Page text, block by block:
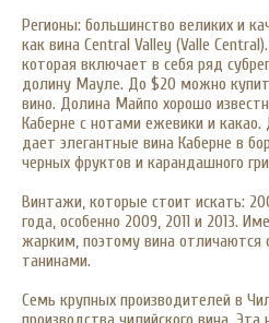
Регионы: большинство великих и
как вина Central Valley (Valle
которая включает в себя ряд
долину Мауле. До $20 можно
вино. Долина Майпо хорошо
Каберне с нотами ежевики и какао.
дает элегантные вина Каберне в
черных фруктов и карандашного
Винтажи, которые стоит искать:
года, особенно 2009, 2011 и 2013.
жарким, поэтому вина
танинами.
Семь крупных производителей в